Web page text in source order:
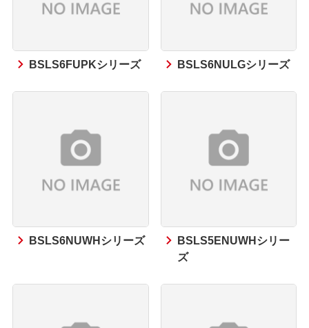
BSLS6FUPKシリーズ BSLS6NULGシリーズ
BSLS6NUWHシリーズ
BSLS5ENUWHシリー
ズ